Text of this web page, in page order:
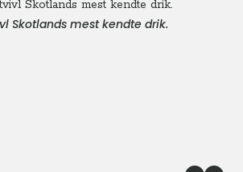
Skotlands mest kendte drik.